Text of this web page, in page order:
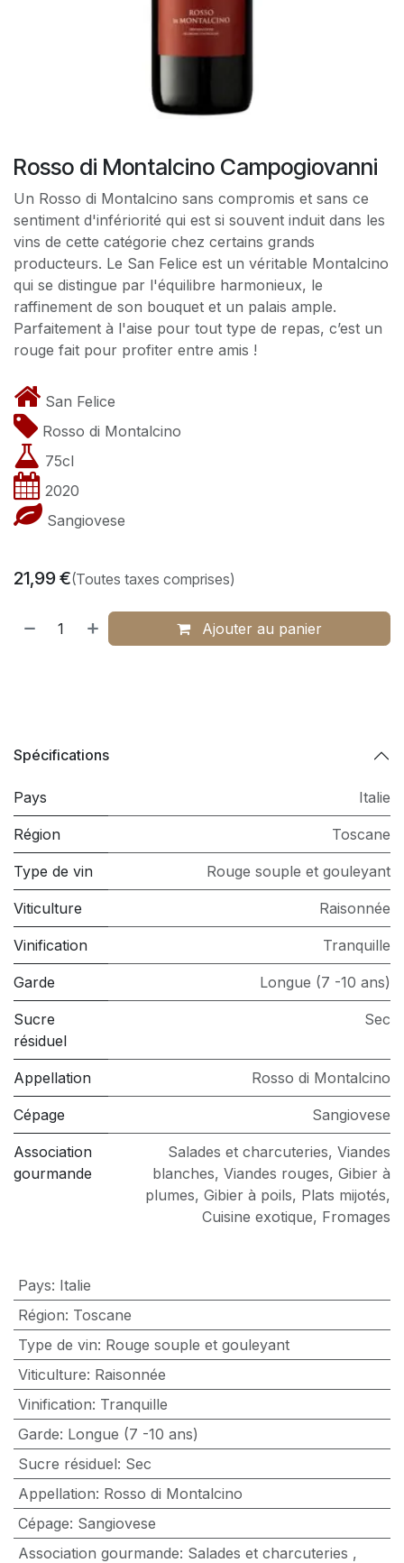
Rosso di Montalcino Campogiovanni
Un Rosso di Montalcino sans compromis et sans ce
sentiment d'infériorité qui est si souvent induit dans les
vins de cette catégorie chez certains grands
producteurs. Le San Felice est un véritable Montalcino
qui se distingue par l'équilibre harmonieux, le
raffinement de son bouquet et un palais ample.
Parfaitement à l'aise pour tout type de repas, c’est un
rouge fait pour profiter entre amis !
San Felice
Rosso di Montalcino
75cl
2020
Sangiovese
21,99€(Toutes taxes comprises)
Ajouter au panier
Spécifications
Pays Italie
Région Toscane
Type de vin Rouge souple et gouleyant
Viticulture Raisonnée
Vinification Tranquille
Garde Longue (7 -10 ans)
Sucre
résiduel
Sec
Appellation Rosso di Montalcino
Cépage Sangiovese
Association
gourmande
Salades et charcuteries, Viandes
blanches, Viandes rouges, Gibier à
plumes, Gibier à poils, Plats mijotés,
Cuisine exotique, Fromages
Pays: Italie
Région: Toscane
Type de vin: Rouge souple et gouleyant
Viticulture: Raisonnée
Vinification: Tranquille
Garde: Longue (7 -10 ans)
Sucre résiduel: Sec
Appellation: Rosso di Montalcino
Cépage: Sangiovese
Association gourmande: Salades et charcuteries ,